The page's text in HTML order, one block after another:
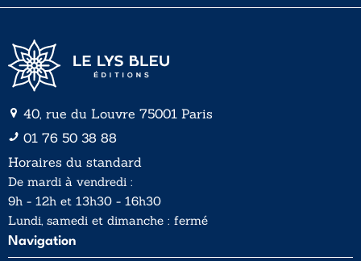
40, rue du Louvre 75001 Paris
01 76 50 38 88
Horaires du standard
De mardi à vendredi :
9h - 12h et 13h30 - 16h30
Lundi, samedi et dimanche : fermé
Navigation